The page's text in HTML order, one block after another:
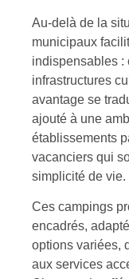
Au-delà de la
municipaux
indispensables :
infrastructures
avantage se
ajouté à une
établissements
vacanciers qui
simplicité de vie.
Ces campings
encadrés,
options variées,
aux services